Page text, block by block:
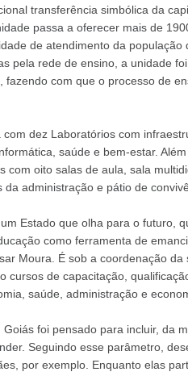
transferência simbólica da
passa a oferecer mais de
de atendimento da
pela rede de ensino, a unidade
fazendo com que o processo de
com dez Laboratórios com
saúde e bem-estar.
com oito salas de aula, sala
administração e pátio de
Estado que olha para o futuro,
como ferramenta de
Moura. É sob a coordenação
cursos de capacitação,
saúde, administração e
foi pensado para incluir, da
Seguindo esse parâmetro,
por exemplo. Enquanto elas